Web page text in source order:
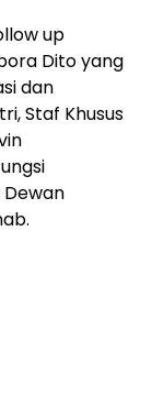
up
Dito yang
dan
Staf Khusus
Dewan